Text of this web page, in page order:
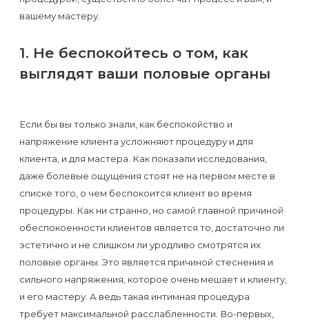
за
кожей
после
депиляции
воском
Виды
воска
вашему мастеру.
1. Не беспокойтесь о том, как
выглядят ваши половые органы
Если бы вы только знали, как беспокойство и
напряжение клиента усложняют процедуру и для
клиента, и для мастера. Как показали исследования,
даже болевые ощущения стоят не на первом месте в
списке того, о чем беспокоится клиент во время
процедуры. Как ни странно, но самой главной причиной
обеспокоенности клиентов является то, достаточно ли
эстетично и не слишком ли уродливо смотрятся их
половые органы. Это является причиной стеснения и
сильного напряжения, которое очень мешает и клиенту,
и его мастеру. А ведь такая интимная процедура
требует максимальной расслабленности. Во-первых,